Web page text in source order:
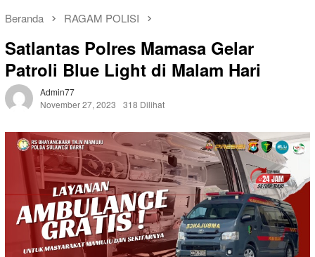
Beranda RAGAM POLISI
Satlantas Polres Mamasa Gelar
Patroli Blue Light di Malam Hari
Admin77
November 27, 2023
318 Dilihat